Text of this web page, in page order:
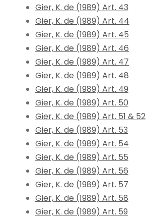
Gier, K. de (1989) Art. 43
Gier, K. de (1989) Art. 44
Gier, K. de (1989) Art. 45
Gier, K. de (1989) Art. 46
Gier, K. de (1989) Art. 47
Gier, K. de (1989) Art. 48
Gier, K. de (1989) Art. 49
Gier, K. de (1989) Art. 50
Gier, K. de (1989) Art. 51 & 52
Gier, K. de (1989) Art. 53
Gier, K. de (1989) Art. 54
Gier, K. de (1989) Art. 55
Gier, K. de (1989) Art. 56
Gier, K. de (1989) Art. 57
Gier, K. de (1989) Art. 58
Gier, K. de (1989) Art. 59